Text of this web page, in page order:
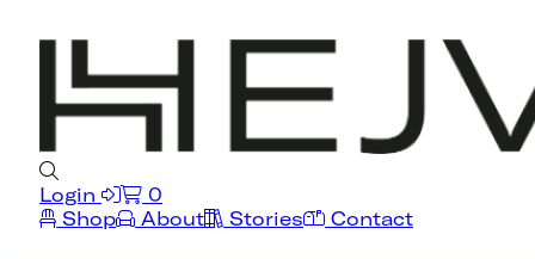
Login
0
Shop
About Stories Contact